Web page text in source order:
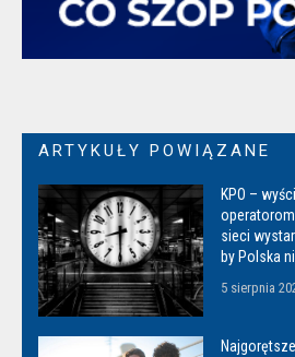
ARTYKUŁY POWIĄZANE
KPO –
sieci
by Polska
5 sierpnia